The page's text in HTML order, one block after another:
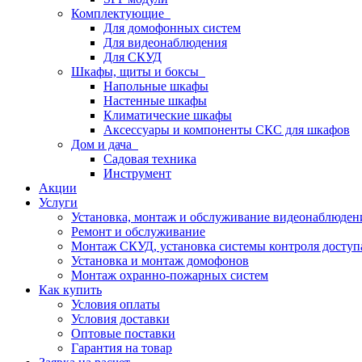
Комплектующие
Для домофонных систем
Для видеонаблюдения
Для СКУД
Шкафы, щиты и боксы
Напольные шкафы
Настенные шкафы
Климатические шкафы
Аксессуары и компоненты СКС для шкафов
Дом и дача
Садовая техника
Инструмент
Акции
Услуги
Установка, монтаж и обслуживание
Ремонт и обслуживание
Монтаж СКУД, установка системы контроля
Установка и монтаж домофонов
Монтаж охранно-пожарных систем
Как купить
Условия оплаты
Условия доставки
Оптовые поставки
Гарантия на товар